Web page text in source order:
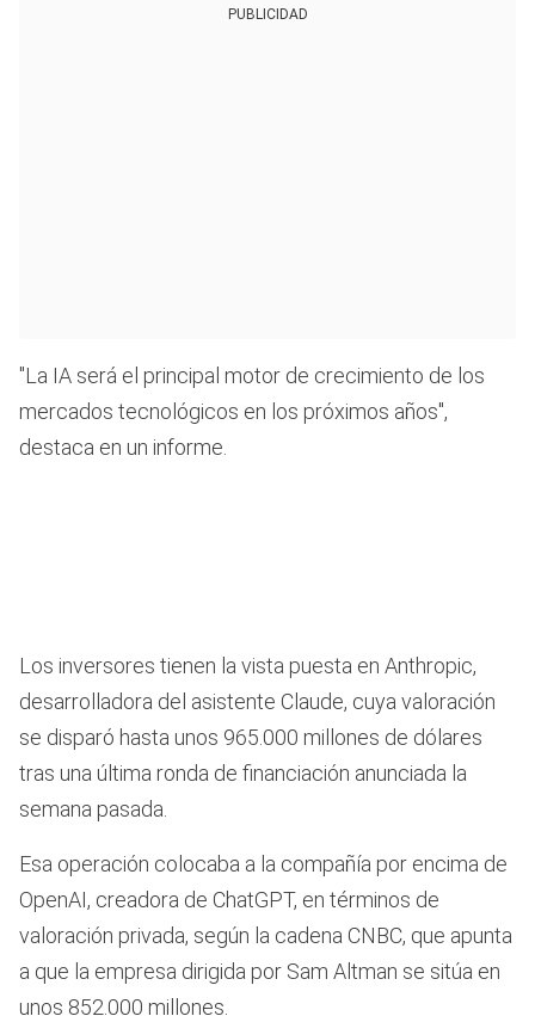
PUBLICIDAD
"La IA será el principal motor de crecimiento de los
mercados tecnológicos en los próximos años",
destaca en un informe.
Los inversores tienen la vista puesta en Anthropic,
desarrolladora del asistente Claude, cuya valoración
se disparó hasta unos 965.000 millones de dólares
tras una última ronda de financiación anunciada la
semana pasada.
Esa operación colocaba a la compañía por encima de
OpenAI, creadora de ChatGPT, en términos de
valoración privada, según la cadena CNBC, que apunta
a que la empresa dirigida por Sam Altman se sitúa en
unos 852.000 millones.